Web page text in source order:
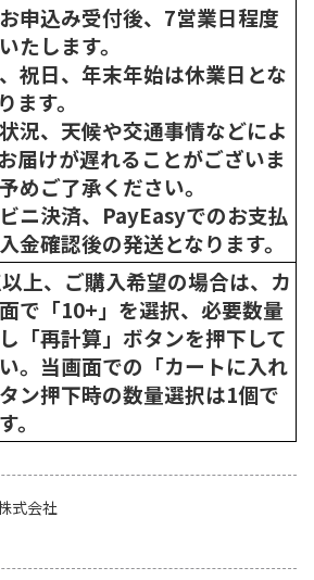
申込み受付後、7営業日程度
たします。
祝日、年末年始は休業日とな
ます。
況、天候や交通事情などによ
届けが遅れることがございま
めご了承ください。
ニ決済、PayEasyでのお支払
金確認後の発送となります。
上、ご購入希望の場合は、カ
で「10+」を選択、必要数量
「再計算」ボタンを押下して
。当画面での「カートに入れ
ン押下時の数量選択は1個で
。
式会社